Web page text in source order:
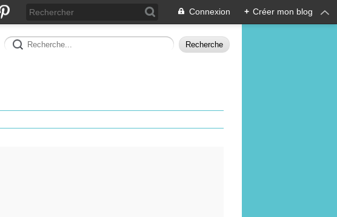
Connexion + Créer mon blog